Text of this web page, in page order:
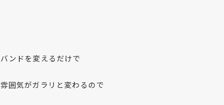
バンドを変えるだけで
雰囲気がガラリと変わるので